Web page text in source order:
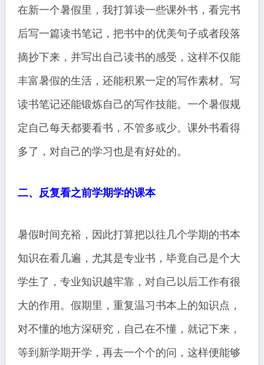
在新一个暑假里，我打算读一些课外书，看完书
后写一篇读书笔记，把书中的优美句子或者段落
摘抄下来，并写出自己读书的感受，这样不仅能
丰富暑假的生活，还能积累一定的写作素材。写
读书笔记还能锻炼自己的写作技能。一个暑假规
定自己每天都要看书，不管多或少。课外书看得
多了，对自己的学习也是有好处的。
二、反复看之前学期学的课本
暑假时间充裕，因此打算把以往几个学期的书本
知识在看几遍，尤其是专业书，毕竟自己是个大
学生了，专业知识越牢靠，对自己以后工作有很
大的作用。假期里，重复温习书本上的知识点，
对不懂的地方深研究，自己在不懂，就记下来，
等到新学期开学，再去一个个的问，这样便能够